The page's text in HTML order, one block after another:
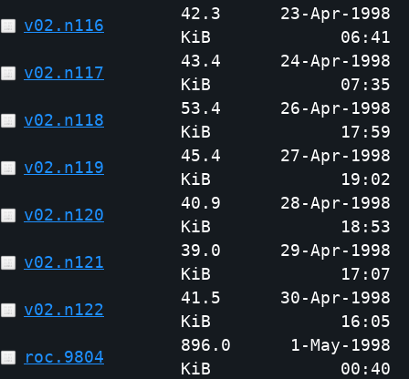
v02.n116
42.3
KiB
23-Apr-1998
06:41
v02.n117
43.4
KiB
24-Apr-1998
07:35
v02.n118
53.4
KiB
26-Apr-1998
17:59
v02.n119
45.4
KiB
27-Apr-1998
19:02
v02.n120
40.9
KiB
28-Apr-1998
18:53
v02.n121
39.0
KiB
29-Apr-1998
17:07
v02.n122
41.5
KiB
30-Apr-1998
16:05
roc.9804
896.0
KiB
1-May-1998
00:40